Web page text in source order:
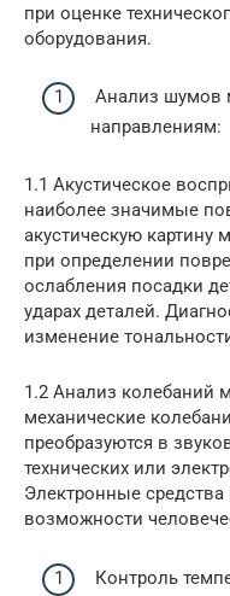
при оценке
оборудования.
Анализ шумов
направлениям:
1.1 Акустическое
наиболее значимые
акустическую
при определении
ослабления посадки
ударах деталей.
изменение
1.2 Анализ колебаний
механические
преобразуются в
технических или
Электронные
возможности
Контроль